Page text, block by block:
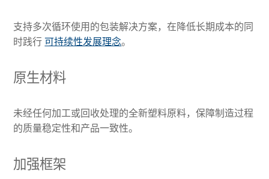
支持多次循环使用的包装解决方案，在降低长期成本的同
时践行可持续性发展理念。
原生材料
未经任何加工或回收处理的全新塑料原料，保障制造过程
的质量稳定性和产品一致性。
加强框架